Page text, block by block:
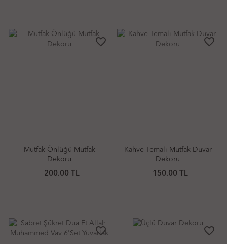
favorite_border
Mutfak Önlüğü Mutfak
Dekoru
200.00 TL
favorite_border
Kahve Temalı Mutfak Duvar
Dekoru
150.00 TL
favorite_border favorite_border